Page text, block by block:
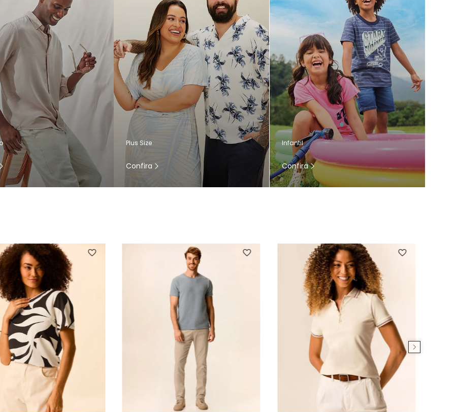
Plus Size
Confira
Infantil
Confira